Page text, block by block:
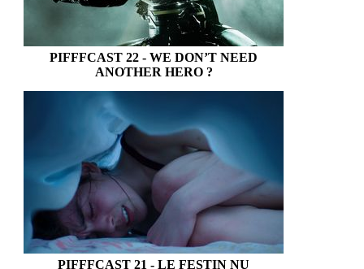
PIFFFCAST 22 - WE DON’T NEED
ANOTHER HERO ?
PIFFFCAST 21 - LE FESTIN NU